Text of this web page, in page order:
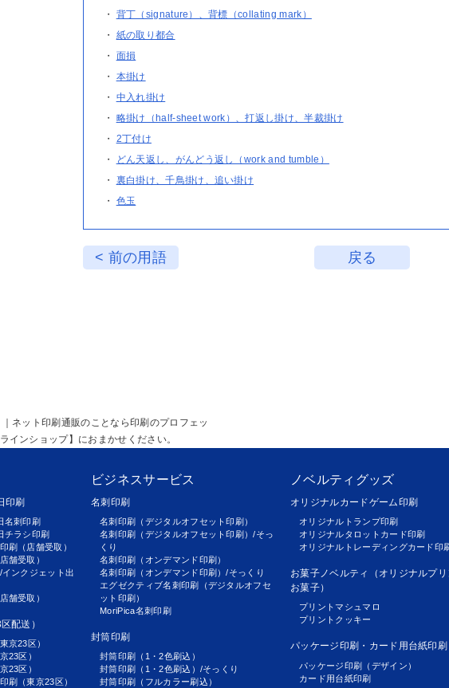
・ 背丁（signature）、背標（collating mark）
・ 紙の取り都合
・ 面損
・ 本掛け
・ 中入れ掛け
・ 略掛け（half-sheet work）、打返し掛け、半裁掛け
・ 2丁付け
・
どん天返し、がんどう返し（work and tumble）
・ 裏白掛け、千鳥掛け、追い掛け
・ 色玉
< 前の用語 戻る
ネット印刷通販のことなら印刷のプロフェッ
インショップ】におまかせください。
印刷
名刺印刷
チラシ印刷
刷（店舗受取）
舗受取）
ンクジェット出
舗受取）
配送）
京23区）
23区）
23区）
刷（東京23区）
ビジネスサービス
名刺印刷
名刺印刷（デジタルオフセット印刷）
名刺印刷（デジタルオフセット印刷）/そっ
くり
名刺印刷（オンデマンド印刷）
名刺印刷（オンデマンド印刷）/そっくり
エグゼクティブ名刺印刷（デジタルオフセ
ット印刷）
MoriPica名刺印刷
封筒印刷
封筒印刷（1・2色刷込）
封筒印刷（1・2色刷込）/そっくり
封筒印刷（フルカラー刷込）
ノベルティグッズ
オリジナルカードゲーム印刷
オリジナルトランプ印刷
オリジナルタロットカード印刷
オリジナルトレーディングカード印
お菓子ノベルティ（オリジナルプ
お菓子）
プリントマシュマロ
プリントクッキー
パッケージ印刷・カード用台紙印刷
パッケージ印刷（デザイン）
カード用台紙印刷